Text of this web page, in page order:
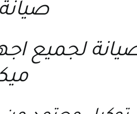
صيانة
لجميع